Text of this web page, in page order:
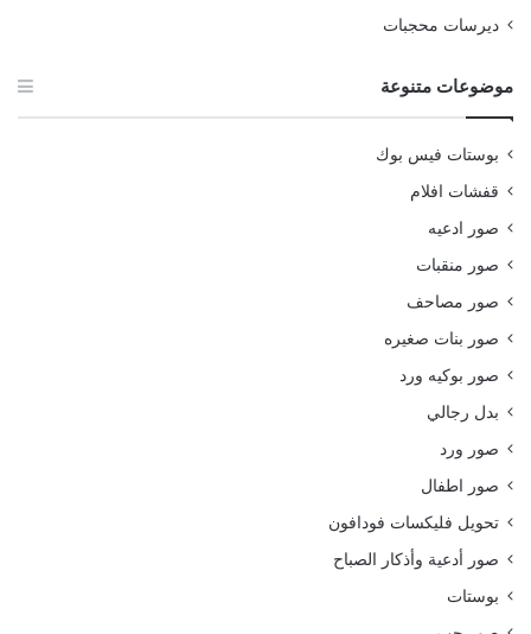
ديرسات محجبات
موضوعات متنوعة
بوستات فيس بوك
قفشات افلام
صور ادعيه
صور منقبات
صور مصاحف
صور بنات صغيره
صور بوكيه ورد
بدل رجالي
صور ورد
صور اطفال
تحويل فليكسات فودافون
صور أدعية وأذكار الصباح
بوستات